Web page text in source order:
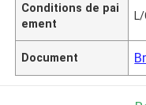
Conditions de pai
ement
L/
Document